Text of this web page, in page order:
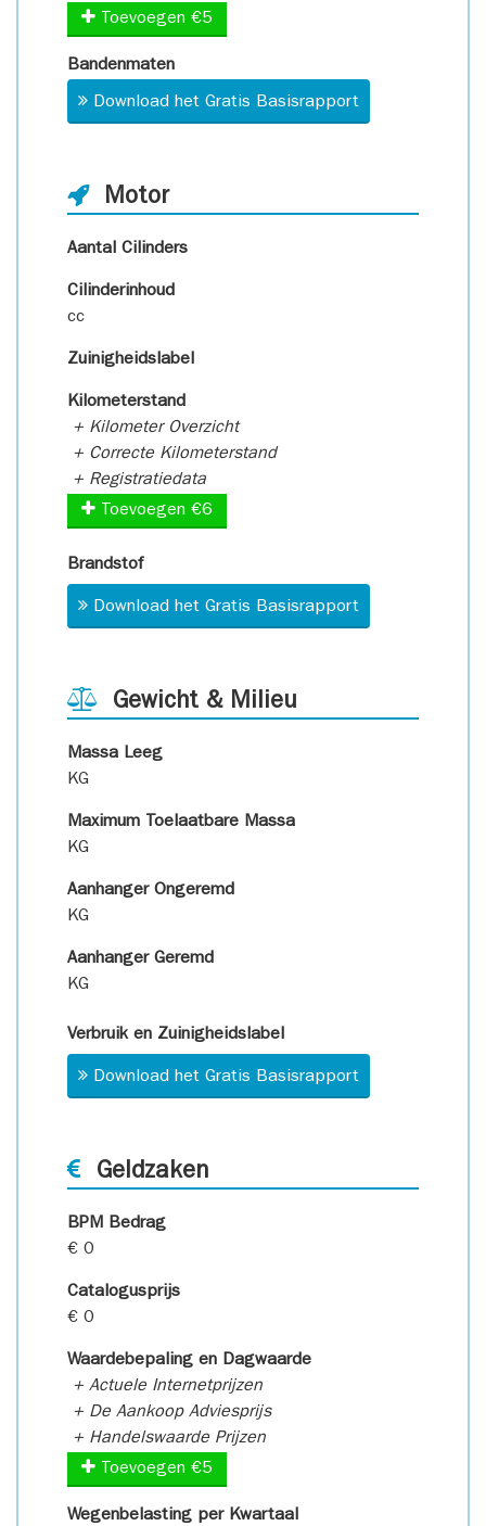
Toevoegen €5
Bandenmaten
Download het Gratis Basisrapport
Motor
Aantal Cilinders
Cilinderinhoud
cc
Zuinigheidslabel
Kilometerstand
+ Kilometer Overzicht
+ Correcte Kilometerstand
+ Registratiedata
Toevoegen €6
Brandstof
Download het Gratis Basisrapport
Gewicht & Milieu
Massa Leeg
KG
Maximum Toelaatbare Massa
KG
Aanhanger Ongeremd
KG
Aanhanger Geremd
KG
Verbruik en Zuinigheidslabel
Download het Gratis Basisrapport
Geldzaken
BPM Bedrag
€ 0
Catalogusprijs
€ 0
Waardebepaling en Dagwaarde
+ Actuele Internetprijzen
+ De Aankoop Adviesprijs
+ Handelswaarde Prijzen
Toevoegen €5
Wegenbelasting per Kwartaal